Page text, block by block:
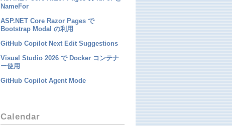
NameFor
ASP.NET Core Razor Pages で
Bootstrap Modal の利用
GitHub Copilot Next Edit Suggestions
Visual Studio 2026 で Docker コンテナ
ー使用
GitHub Copilot Agent Mode
Calendar